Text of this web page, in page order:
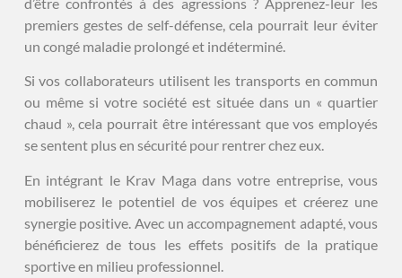
premiers gestes de self-défense, cela pourrait leur éviter
un congé maladie prolongé et indéterminé.
Si vos collaborateurs utilisent les transports en commun
ou même si votre société est située dans un « quartier
chaud », cela pourrait être intéressant que vos employés
se sentent plus en sécurité pour rentrer chez eux.
En intégrant le Krav Maga dans votre entreprise, vous
mobiliserez le potentiel de vos équipes et créerez une
synergie positive. Avec un accompagnement adapté, vous
bénéficierez de tous les effets positifs de la pratique
sportive en milieu professionnel.